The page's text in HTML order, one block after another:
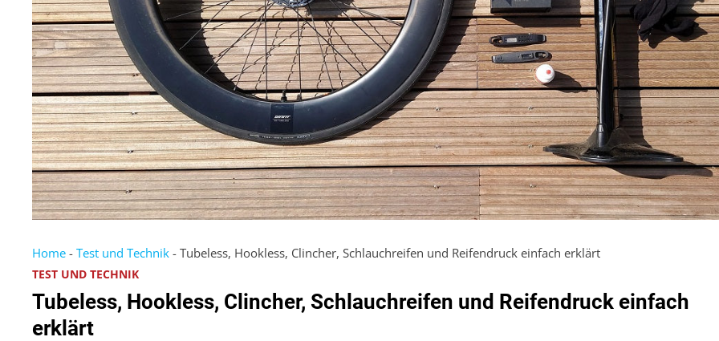
Home -Test und Technik -Tubeless, Hookless, Clincher, Schlauchreifen und Reifendruck einfach erklärt
TEST UND TECHNIK
Tubeless, Hookless, Clincher, Schlauchreifen und Reifendruck einfach
erklärt